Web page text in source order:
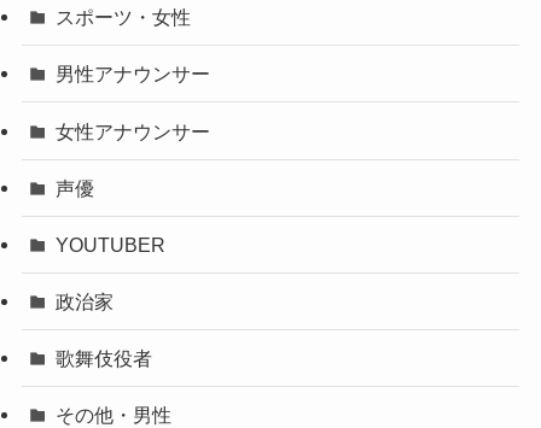
スポーツ・女性
男性アナウンサー
女性アナウンサー
声優
YOUTUBER
政治家
歌舞伎役者
その他・男性